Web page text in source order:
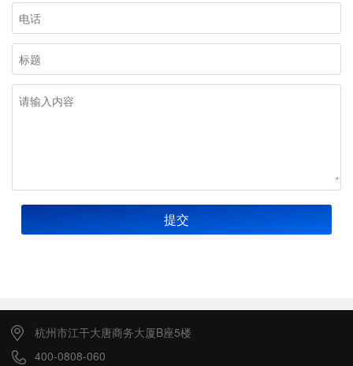
提交
杭州市江干大唐商务大厦B座5楼
400-0808-060